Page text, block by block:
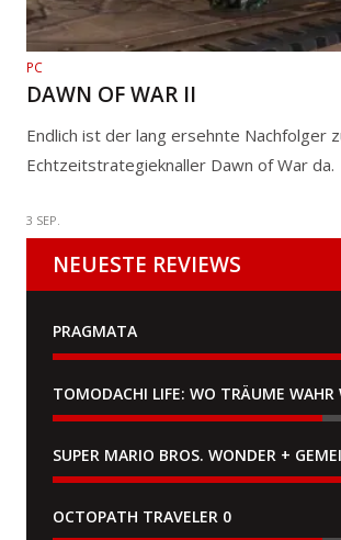
PC
DAWN OF WAR II
Endlich ist der lang ersehnte Nachfolger
Echtzeitstrategieknaller Dawn of War da.
3 SEP.
NEUESTE REVIEWS
PRAGMATA
TOMODACHI LIFE: WO TRÄUME WAHR
OCTOPATH TRAVELER 0